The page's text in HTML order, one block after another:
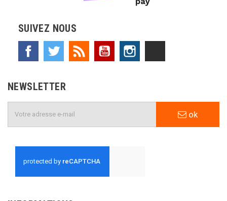
SUIVEZ NOUS
Facebook Twitter Rss YouTube
NEWSLETTER
ok